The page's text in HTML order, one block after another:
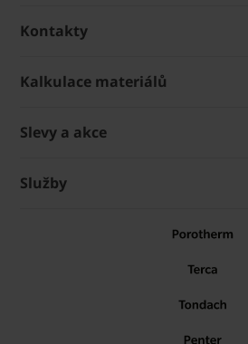
Kontakty
Kalkulace materiálů
Slevy a akce
Služby